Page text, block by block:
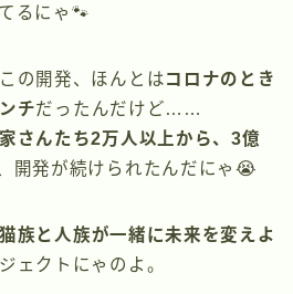
るにゃ🐾
の開発、ほんとはコロナのとき
チだったんだけど……
さんたち2万人以上から、3億
開発が続けられたんだにゃ😭
猫族と人族が一緒に未来を変えよ
ェクトにゃのよ。